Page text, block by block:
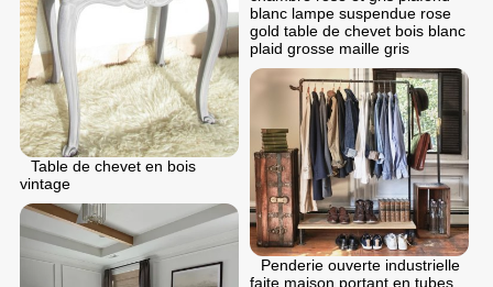
blanc lampe suspendue rose
gold table de chevet bois blanc
plaid grosse maille gris
Table de chevet en bois
vintage
Penderie ouverte industrielle
faite maison portant en tubes